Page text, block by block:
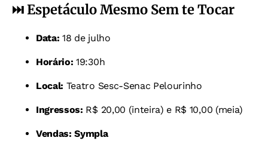
⏭️ Espetáculo Mesmo Sem te Tocar
Data:18 de julho
Horário: 19:30h
Local: Teatro Sesc-Senac Pelourinho
Ingressos: R$ 20,00 (inteira) e R$ 10,00 (meia)
Vendas:Sympla